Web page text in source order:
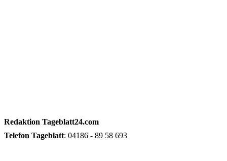
Redaktion Tageblatt24.com
Telefon Tageblatt: 04186 - 89 58 693